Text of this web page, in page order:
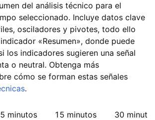
del análisis técnico para el
seleccionado. Incluye datos clave
osciladores y pivotes, todo ello
«Resumen», donde puede
los indicadores sugieren una señal
o neutral. Obtenga más
cómo se forman estas señales
.
5 minutos 15 minutos 30